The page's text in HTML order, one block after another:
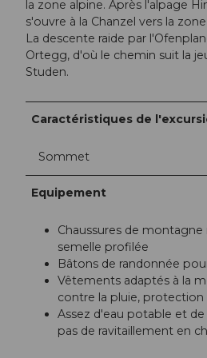
la zone alpine. Après l'alpage
s'ouvre à la Chanzel vers la
La descente raide par
Ortegg, d'où le chemin suit la
Studen.
Caractéristiques de
Sommet
Equipement
Chaussures de
semelle profilée
Bâtons de randonnée
Vêtements adaptés à la
contre la pluie, protection
Assez d'eau potable et de
pas de ravitaillement en